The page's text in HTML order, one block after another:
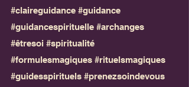
#claireguidance #guidance
#guidancespirituelle #archanges
#êtresoi #spiritualité
#formulesmagiques #rituelsmagiques
#guidesspirituels #prenezsoindevous